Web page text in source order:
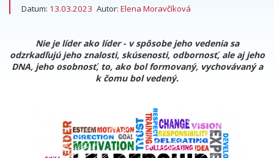
O nás
Datum: 13.03.2023 Autor: Elena Moravčíková
Nie je líder ako líder - v spôsobe jeho vedenia sa
odzrkadľujú jeho znalosti, skúsenosti, odbornosť, ale aj jeho
DNA, jeho osobnosť, to, ako bol formovaný, vychovávaný a
k čomu bol vedený.